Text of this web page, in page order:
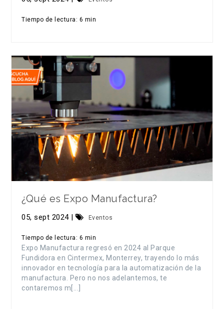
Tiempo de lectura: 6 min
¿Qué es Expo Manufactura?
05, sept 2024 | Eventos
Tiempo de lectura: 6 min
Expo Manufactura regresó en 2024 al Parque
Fundidora en Cintermex, Monterrey, trayendo lo más
innovador en tecnología para la automatización de la
manufactura. Pero no nos adelantemos, te
contaremos m[...]